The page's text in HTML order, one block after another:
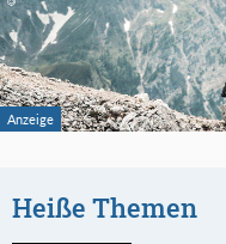
Heiße Themen